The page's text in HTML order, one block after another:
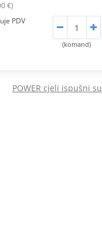
€)
PDV
(komand)
POWER cjeli ispušni